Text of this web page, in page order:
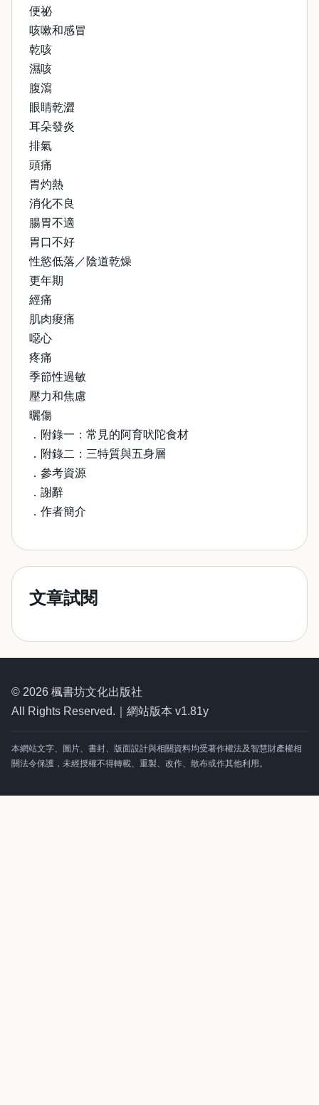
便祕
咳嗽和感冒
乾咳
濕咳
腹瀉
眼睛乾澀
耳朵發炎
排氣
頭痛
胃灼熱
消化不良
腸胃不適
胃口不好
性慾低落／陰道乾燥
更年期
經痛
肌肉痠痛
噁心
疼痛
季節性過敏
壓力和焦慮
曬傷
．附錄一：常見的阿育吠陀食材
．附錄二：三特質與五身層
．參考資源
．謝辭
．作者簡介
文章試閱
© 2026 楓書坊文化出版社
All Rights Reserved.｜網站版本 v1.81y
本網站文字、圖片、書封、版面設計與相關資料均受著作權法及智慧財產權相
關法令保護，未經授權不得轉載、重製、改作、散布或作其他利用。